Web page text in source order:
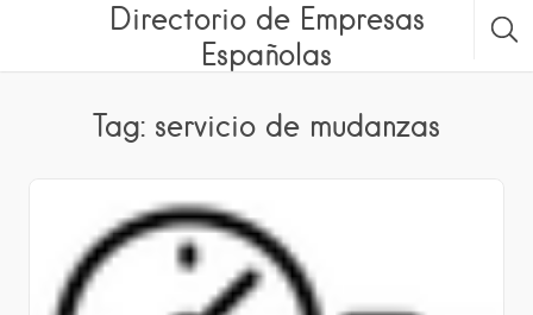
Directorio de Empresas
Españolas
Tag: servicio de mudanzas